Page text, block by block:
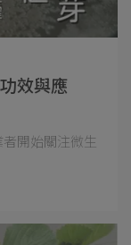
效與應
開始關注微生